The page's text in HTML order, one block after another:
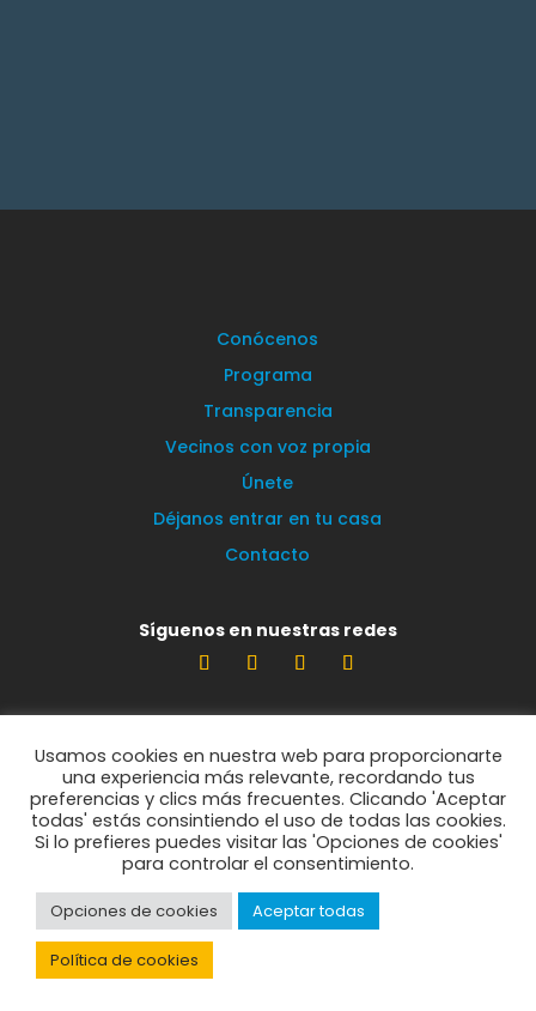
Conócenos
Programa
Transparencia
Vecinos con voz propia
Únete
Déjanos entrar en tu casa
Contacto
Síguenos en nuestras redes
Estamos encantados de leerte
info@vecinosportorrelodones.org
© Vecinos por Torrelodones 2021
Política de privacidad
Política de cookies
Usamos cookies en nuestra web para proporcionarte
una experiencia más relevante, recordando tus
preferencias y clics más frecuentes. Clicando 'Aceptar
todas' estás consintiendo el uso de todas las cookies.
Si lo prefieres puedes visitar las 'Opciones de cookies'
para controlar el consentimiento.
Opciones de cookies Aceptar todas
Política de cookies